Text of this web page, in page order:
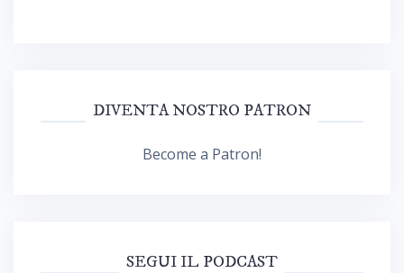
DIVENTA NOSTRO PATRON
Become a Patron!
SEGUI IL PODCAST